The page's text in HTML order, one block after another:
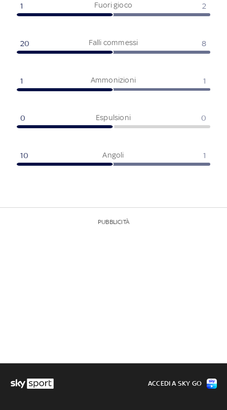
Fuori gioco
1 2
Falli commessi
20 8
Ammonizioni
1 1
Espulsioni
0 0
Angoli
10 1
PUBBLICITÀ
ACCEDI A SKY GO